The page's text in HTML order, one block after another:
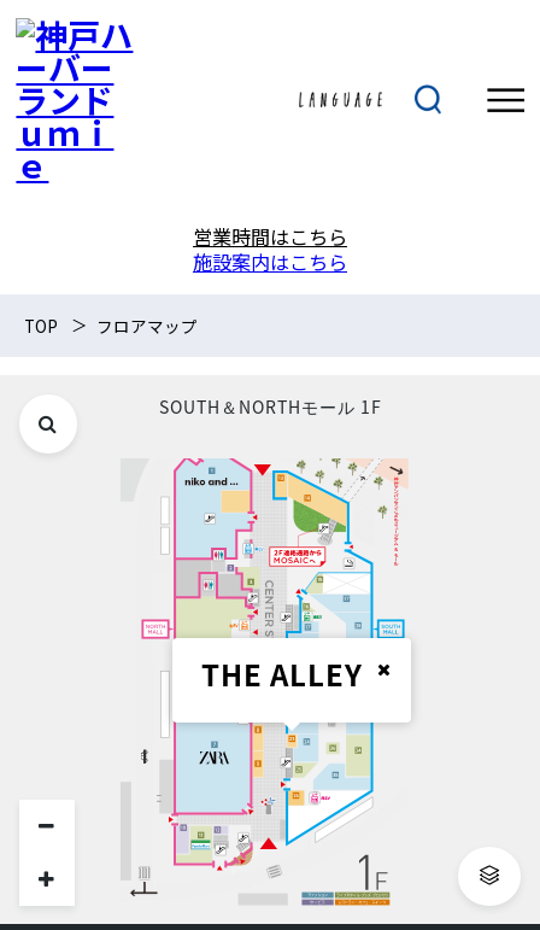
営業時間はこちら
施設案内はこちら
TOP フロアマップ